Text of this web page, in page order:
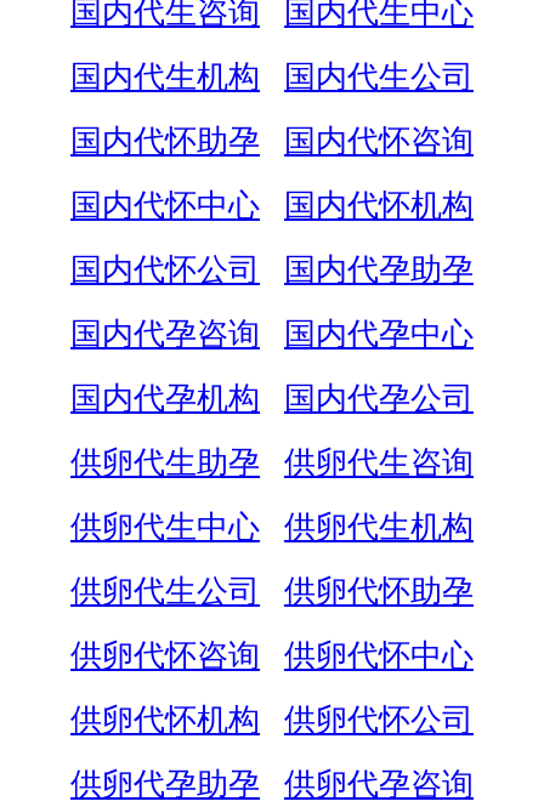
国内代生咨询
国内代生中心
国内代生机构
国内代生公司
国内代怀助孕
国内代怀咨询
国内代怀中心
国内代怀机构
国内代怀公司
国内代孕助孕
国内代孕咨询
国内代孕中心
国内代孕机构
国内代孕公司
供卵代生助孕
供卵代生咨询
供卵代生中心
供卵代生机构
供卵代生公司
供卵代怀助孕
供卵代怀咨询
供卵代怀中心
供卵代怀机构
供卵代怀公司
供卵代孕助孕
供卵代孕咨询